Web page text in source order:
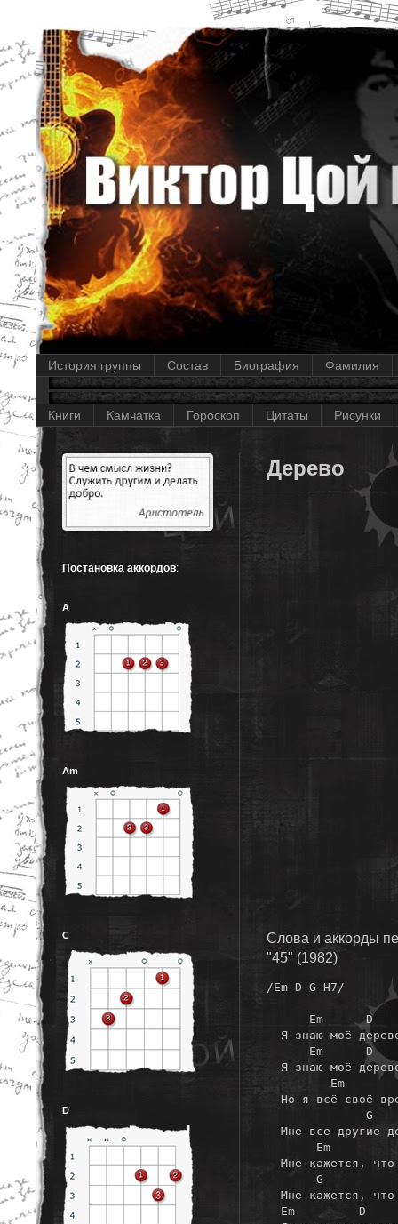
История группы Состав Биография Фамилия
Книги Камчатка Гороскоп Цитаты Рисунки
Дерево
Слова и аккорды
"45" (1982)
/Em D G H7/
Em      D
Я знаю моё
Em      D
Я знаю моё
Em
Но я всё своё
G
Мне все другие
Em
Мне кажется,
G
Мне кажется,
Em         D
Постановка аккордов:
A
Am
C
D